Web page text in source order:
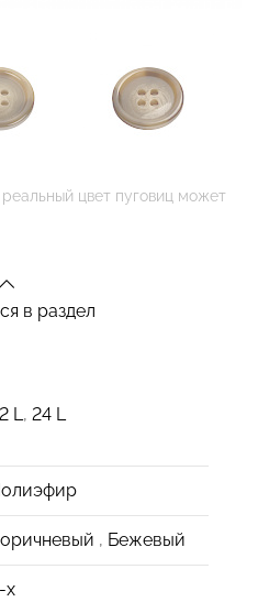
цвет пуговиц может
в раздел
L, 24 L
, Бежевый
х